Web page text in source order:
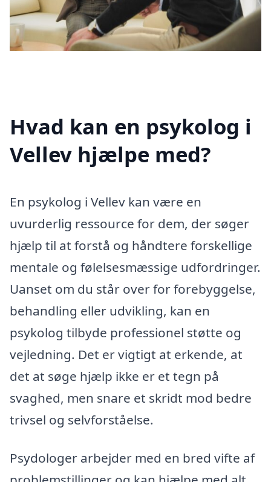
Hvad kan en psykolog i
Vellev hjælpe med?
En psykolog i Vellev kan være en
uvurderlig ressource for dem, der søger
hjælp til at forstå og håndtere forskellige
mentale og følelsesmæssige udfordringer.
Uanset om du står over for forebyggelse,
behandling eller udvikling, kan en
psykolog tilbyde professionel støtte og
vejledning. Det er vigtigt at erkende, at
det at søge hjælp ikke er et tegn på
svaghed, men snare et skridt mod bedre
trivsel og selvforståelse.
Psydologer arbejder med en bred vifte af